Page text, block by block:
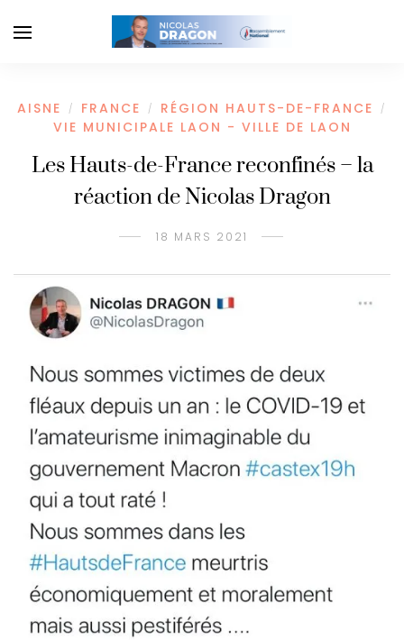
AISNE / FRANCE / RÉGION HAUTS-DE-FRANCE /
VIE MUNICIPALE LAON - VILLE DE LAON
Les Hauts-de-France reconfinés – la
réaction de Nicolas Dragon
18 MARS 2021